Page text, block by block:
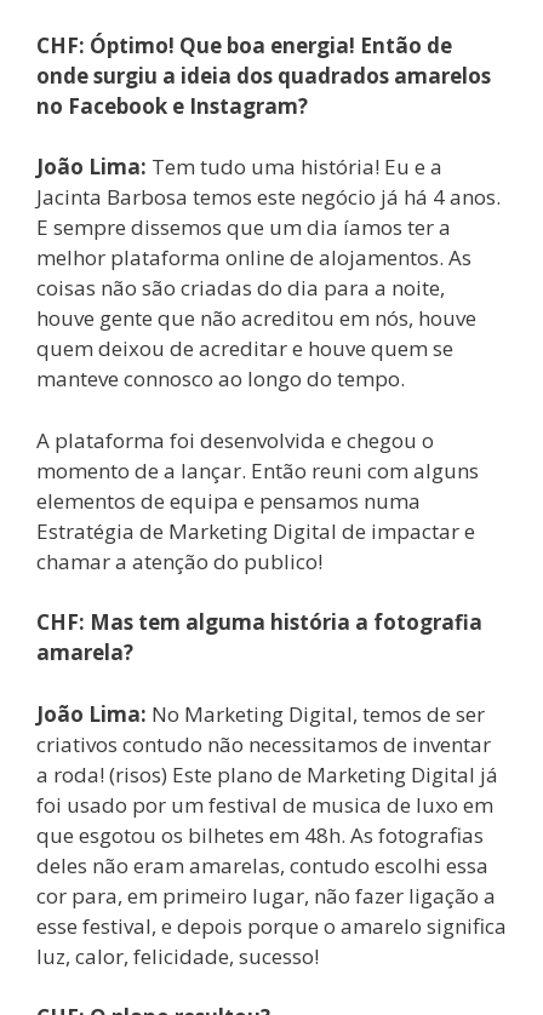
CHF: Óptimo! Que boa energia! Então de
onde surgiu a ideia dos quadrados amarelos
no Facebook e Instagram?
João Lima: Tem tudo uma história! Eu e a
Jacinta Barbosa temos este negócio já há 4 anos.
E sempre dissemos que um dia íamos ter a
melhor plataforma online de alojamentos. As
coisas não são criadas do dia para a noite,
houve gente que não acreditou em nós, houve
quem deixou de acreditar e houve quem se
manteve connosco ao longo do tempo.
A plataforma foi desenvolvida e chegou o
momento de a lançar. Então reuni com alguns
elementos de equipa e pensamos numa
Estratégia de Marketing Digital de impactar e
chamar a atenção do publico!
CHF: Mas tem alguma história a fotografia
amarela?
João Lima: No Marketing Digital, temos de ser
criativos contudo não necessitamos de inventar
a roda! (risos) Este plano de Marketing Digital já
foi usado por um festival de musica de luxo em
que esgotou os bilhetes em 48h. As fotografias
deles não eram amarelas, contudo escolhi essa
cor para, em primeiro lugar, não fazer ligação a
esse festival, e depois porque o amarelo significa
luz, calor, felicidade, sucesso!